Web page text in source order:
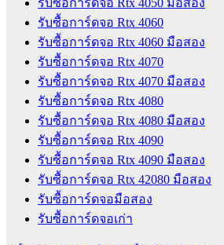
รับซื้อการ์ดจอ Rtx 4060
รับซื้อการ์ดจอ Rtx 4060 มือสอง
รับซื้อการ์ดจอ Rtx 4070
รับซื้อการ์ดจอ Rtx 4070 มือสอง
รับซื้อการ์ดจอ Rtx 4080
รับซื้อการ์ดจอ Rtx 4080 มือสอง
รับซื้อการ์ดจอ Rtx 4090
รับซื้อการ์ดจอ Rtx 4090 มือสอง
รับซื้อการ์ดจอ Rtx 42080 มือสอง
รับซื้อการ์ดจอมือสอง
รับซื้อการ์ดจอเก่า